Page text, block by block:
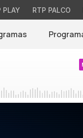
PLAY RTP PALCO